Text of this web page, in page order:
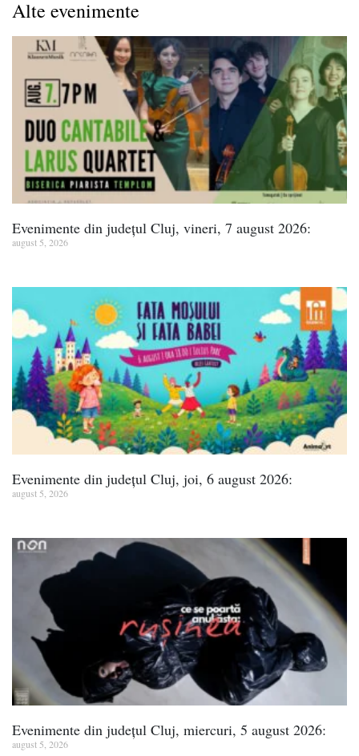
Alte evenimente
Evenimente din județul Cluj, vineri, 7 august 2026:
august 5, 2026
Evenimente din județul Cluj, joi, 6 august 2026:
august 5, 2026
Evenimente din județul Cluj, miercuri, 5 august 2026:
august 5, 2026